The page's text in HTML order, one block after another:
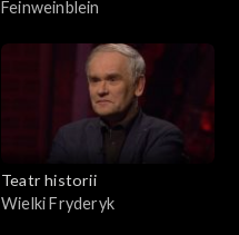
Feinweinblein
Teatr historii
Wielki Fryderyk